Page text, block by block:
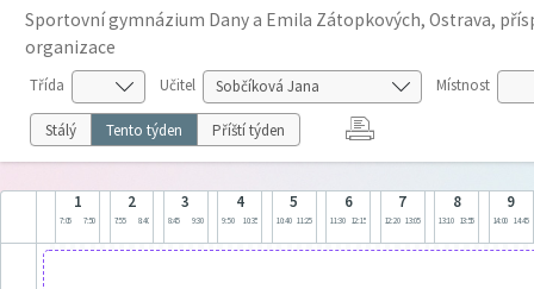
Sportovní gymnázium Dany a Emila Zátopkových, Ostrava,
organizace
Třída Učitel Místnost
Stálý Tento týden Příští týden
1
7:05 7:50
2
7:55 8:40
3
8:45 9:30
4
9:50 10:35
5
10:40 11:25
6
11:30 12:15
7
12:20 13:05
8
13:10 13:55
9
14:00 14:45